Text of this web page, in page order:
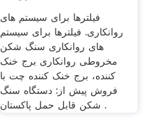
فیلترها برای سیستم های
روانکاری. فیلترها برای سیستم
های روانکاری سنگ شکن
مخروطی روانکاری برج خنک
کننده، برج خنک کننده چت با
فروش پیش از: دستگاه سنگ
شکن قابل حمل پاکستان .